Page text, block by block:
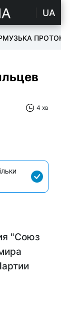
UA
ПРОТОКА
4 хв
"Союз